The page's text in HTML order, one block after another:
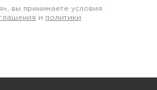
вы принимаете условия
и политики